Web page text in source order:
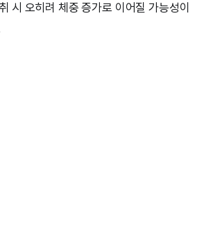
시 오히려 체중 증가로 이어질 가능성이